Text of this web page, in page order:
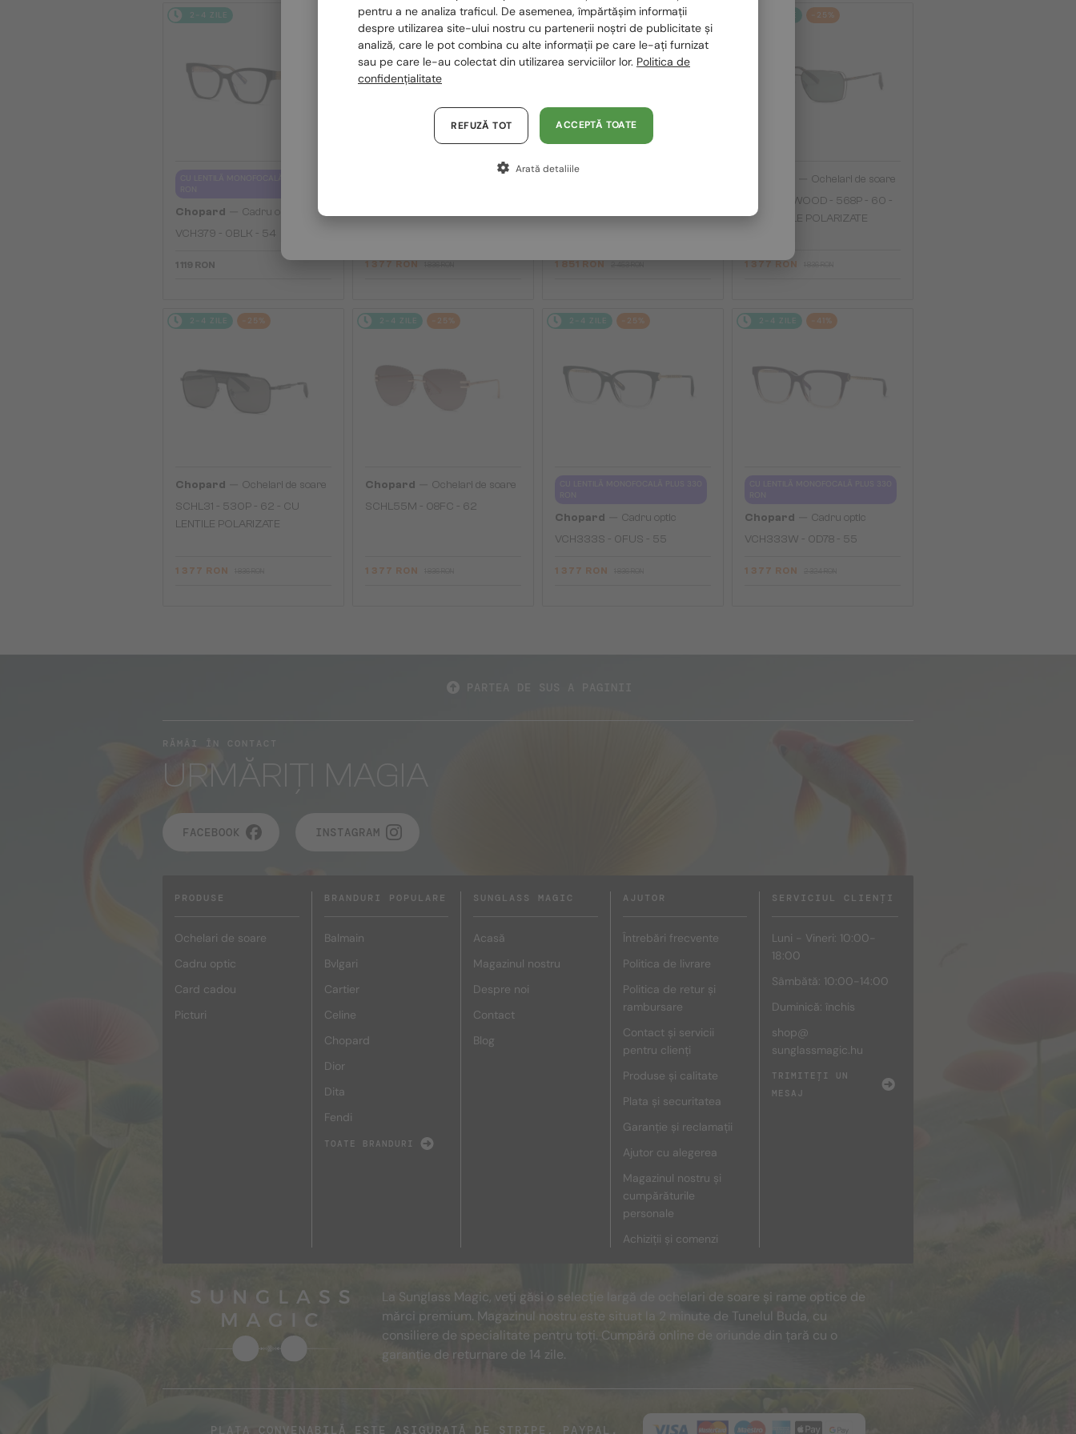
2-4 ZILE
Chopard
Cadru optic
VCH379 - 0BLK - 54
1 119 RON
2-4 ZILE -25%
1 377 RON
2-4 ZILE -25%
1 851 RON
-25%
Ochelari de soare
SCHG90 WOOD - 568P - 60 -
CU LENTILE POLARIZATE
1 377 RON
2-4 ZILE -25%
Chopard
Ochelari de soare
SCHL31 - 530P - 62 - CU
LENTILE POLARIZATE
1 377 RON
2-4 ZILE -25%
Chopard
Ochelari de soare
SCHL55M - 08FC - 62
1 377 RON
2-4 ZILE -25%
Chopard
Cadru optic
VCH333S - 0FUS - 55
1 377 RON
2-4 ZILE -41%
Chopard
Cadru optic
VCH333W - 0D78 - 55
1 377 RON
RĂMÂI ÎN CONTACT
URMĂRIȚI MAGIA
FACEBOOK INSTAGRAM
PRODUSE
Ochelari de soare
Cadru optic
Card cadou
Picturi
BRANDURI POPULARE
Balmain
Bvlgari
Cartier
Celine
Chopard
Dior
Dita
Fendi
TOATE BRANDURI
SUNGLASS MAGIC
Acasă
Magazinul nostru
Despre noi
Contact
Blog
AJUTOR
Întrebări frecvente
Politica de livrare
Politica de retur și
rambursare
Contact și servicii
pentru clienți
Produse și calitate
Plata și securitatea
Garanție și reclamații
Ajutor cu alegerea
Magazinul nostru și
cumpărăturile
personale
Achiziții și comenzi
SERVICIUL CLIENȚI
Luni - Vineri: 10:00-
18:00
Sâmbătă: 10:00-14:00
Duminică: închis
shop@
sunglassmagic.hu
TRIMITEȚI UN
MESAJ
La Sunglass Magic, veți găsi o selecție largă de ochelari de soare și rame optice de
mărci premium. Magazinul nostru este situat la 2 minute de Tunelul Buda, cu
consiliere de specialitate pentru toți. Cumpără online de oriunde din țară cu o
garanție de returnare de 14 zile.
PLATA CONVENABILĂ ESTE ASIGURATĂ DE STRIPE, PAYPAL.
România / RO
Polska / PL
Magyarország / HU
Austria / AT
pentru a ne analiza traficul. De asemenea, împărtășim informații
despre utilizarea site-ului nostru cu partenerii noștri de publicitate și
analiză, care le pot combina cu alte informații pe care le-ați furnizat
sau pe care le-au colectat din utilizarea serviciilor lor. Politica de
confidențialitate
ACCEPTĂ TOATE
REFUZĂ TOT
Arată detaliile